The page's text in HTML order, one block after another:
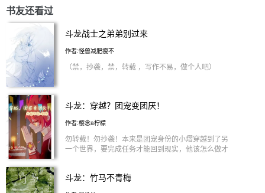
书友还看过
斗龙战士之弟弟别过来
作者:怪兽减肥瘦不
（禁，抄袭，禁，转载 ，写作不易，做个人吧）
斗龙：穿越？团宠变团厌！
作者:樱念a柠檬
勿转载！勿抄袭！本来是团宠身份的小熠穿越到了另
一个世界，要完成任务才能回到现实，他该怎么做才
斗龙：竹马不青梅